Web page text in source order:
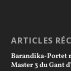
ARTICLES
Barandika-Portet
Master 3 du Gant